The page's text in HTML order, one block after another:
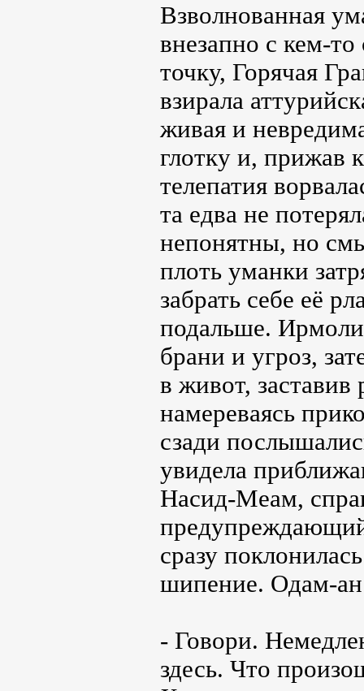
Взволнованная
внезапно с кем-
точку, Горячая
взирала
живая и
глотку и, прижав
телепатия
та едва не
непонятны, но
плоть уманки
забрать себе её
подальше.
брани и угроз,
в живот, заставив
намереваясь
сзади
увидела
Насид-Меам,
сразу
шипение. Одам-
- Говори.
здесь. Что